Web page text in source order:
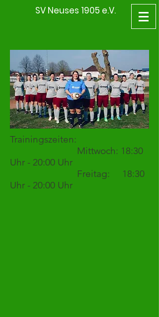
SV Neuses 1905 e.V.
Trainingszeiten:
Mittwoch: 18:30
Uhr - 20:00 Uhr
Freitag: 18:30
Uhr - 20:00 Uhr